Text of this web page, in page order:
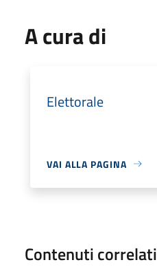
A cura di
Elettorale
VAI ALLA PAGINA
Contenuti correlati